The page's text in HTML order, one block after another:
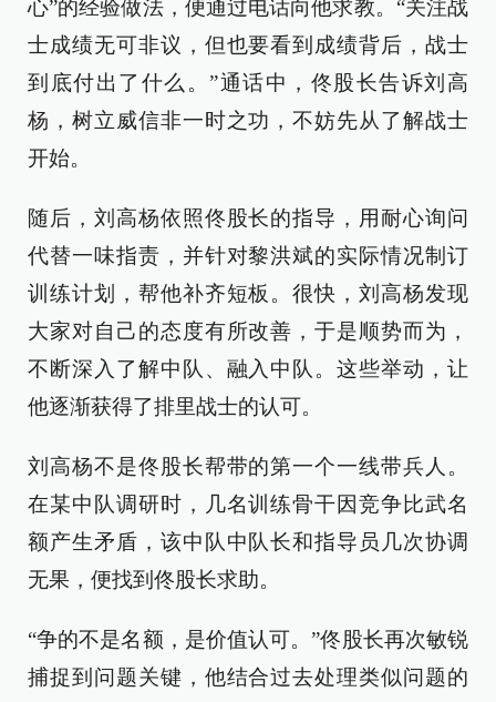
心”的经验做法，便通过电话向他求教。“关注战
士成绩无可非议，但也要看到成绩背后，战士
到底付出了什么。”通话中，佟股长告诉刘高
杨，树立威信非一时之功，不妨先从了解战士
开始。
随后，刘高杨依照佟股长的指导，用耐心询问
代替一味指责，并针对黎洪斌的实际情况制订
训练计划，帮他补齐短板。很快，刘高杨发现
大家对自己的态度有所改善，于是顺势而为，
不断深入了解中队、融入中队。这些举动，让
他逐渐获得了排里战士的认可。
刘高杨不是佟股长帮带的第一个一线带兵人。
在某中队调研时，几名训练骨干因竞争比武名
额产生矛盾，该中队中队长和指导员几次协调
无果，便找到佟股长求助。
“争的不是名额，是价值认可。”佟股长再次敏锐
捕捉到问题关键，他结合过去处理类似问题的